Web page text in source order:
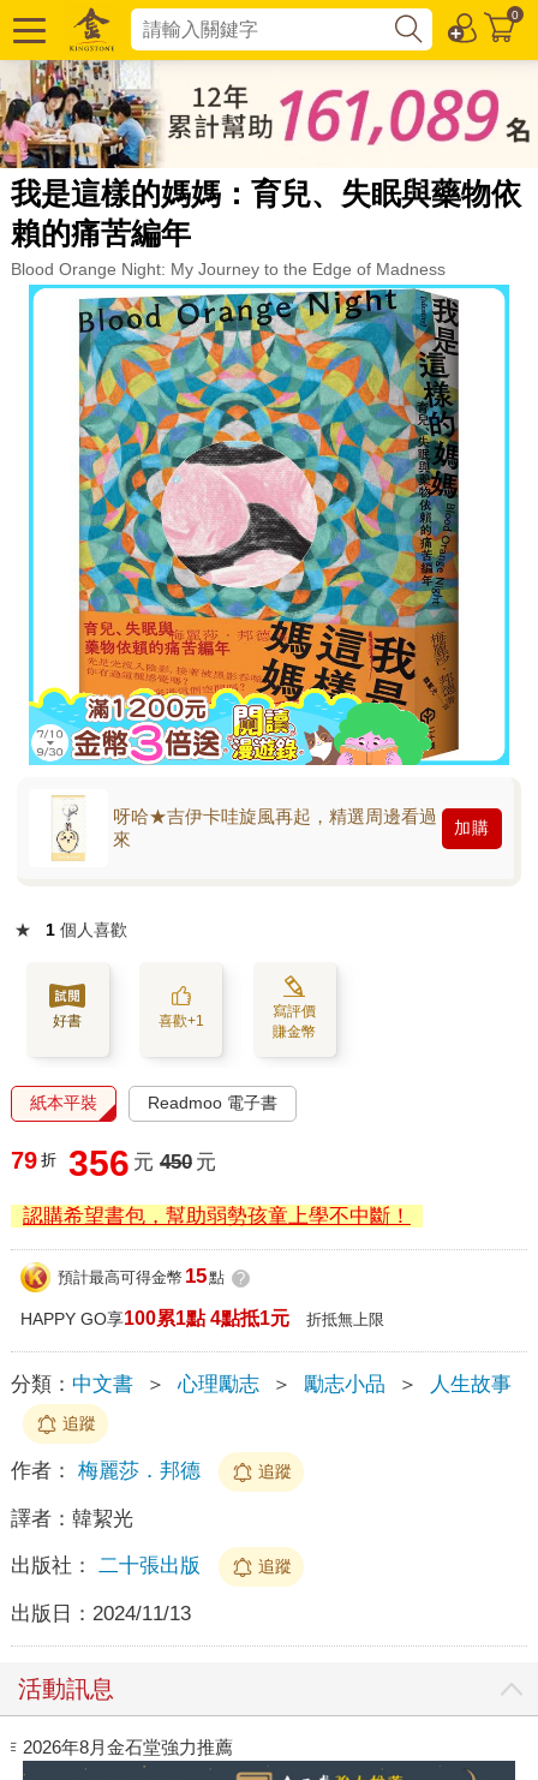
0
我是這樣的媽媽：育兒、失眠與藥物依
賴的痛苦編年
Blood Orange Night: My Journey to the Edge of Madness
呀哈★吉伊卡哇旋風再起，精選周邊看過
來
加購
★ 1 個人喜歡
好書 喜歡+1
寫評價
賺金幣
紙本平裝 Readmoo 電子書
79 折 356 元 450 元
認購希望書包，幫助弱勢孩童上學不中斷！
預計最高可得金幣 15點 ?
HAPPY GO享100累1點 4點抵1元 折抵無上限
分類： 中文書 ＞ 心理勵志 ＞ 勵志小品 ＞ 人生故事
追蹤
作者： 梅麗莎．邦德 追蹤
譯者： 韓絜光
出版社： 二十張出版 追蹤
出版日： 2024/11/13
活動訊息
2026年8月金石堂強力推薦